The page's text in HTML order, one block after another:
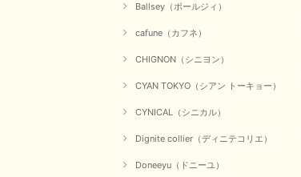
Ballsey（ボールジィ）
cafune（カフネ）
CHIGNON（シニヨン）
CYAN TOKYO（シアン トーキョー）
CYNICAL（シニカル）
Dignite collier（ディニテコリエ）
Doneeyu（ドニーユ）